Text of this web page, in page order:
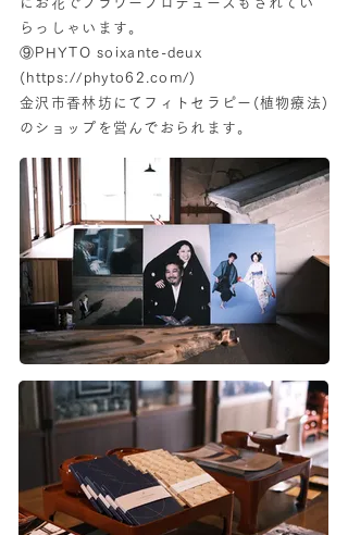
らっしゃいます。
⑨PHYTO soixante-deux
(https://phyto62.com/)
金沢市香林坊にてフィトセラピー(植物療法)
のショップを営んでおられます。